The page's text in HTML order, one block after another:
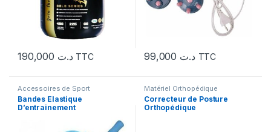
د.ت TTC د.ت TTC
Accessoires de Sport
Bandes Elastique
D’entrainement
Matériel Orthopédique
Correcteur de Posture
Orthopédique